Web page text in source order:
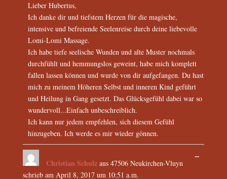
Lieber Hubertus,
Ich danke dir und tiefstem Herzen für die magische,
intensive und befreiende Seelenreise durch deine liebevolle
Lomi-Lomi Massage.
Ich habe tiefe seelische Wunden und alte Muster nochmals
durchfühlt und hemmungslos geweint, habe mich komplett
fallen lassen können und wurde von dir aufgefangen. Du hast
mich zu meinem Höheren Selbst und inneren Kind geführt
und Heilung in Gang gesetzt. Das Glücksgefühl dabei war so
wundervoll...Einfach unbeschreiblich.
Ich kann nur jedem empfehlen, sich diesem Gefühl
hinzugeben. Ich werde es mir wieder gönnen.
Christian Schulz aus 47506 Neukirchen-Vluyn
schrieb amApril 8, 2017 um 10:51 a.m.
...